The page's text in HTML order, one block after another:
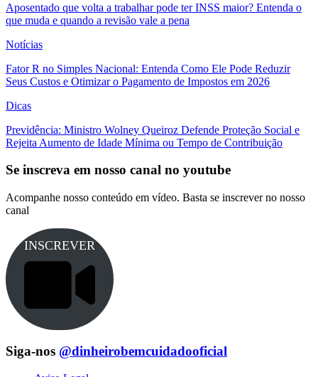
Aposentado que volta a trabalhar pode ter INSS maior? Entenda o
que muda e quando a revisão vale a pena
Notícias
Fator R no Simples Nacional: Entenda Como Ele Pode Reduzir
Seus Custos e Otimizar o Pagamento de Impostos em 2026
Dicas
Previdência: Ministro Wolney Queiroz Defende Proteção Social e
Rejeita Aumento de Idade Mínima ou Tempo de Contribuição
Se inscreva em nosso canal no youtube
Acompanhe nosso conteúdo em vídeo. Basta se inscrever no nosso
canal
INSCREVER
Siga-nos @dinheirobemcuidadooficial